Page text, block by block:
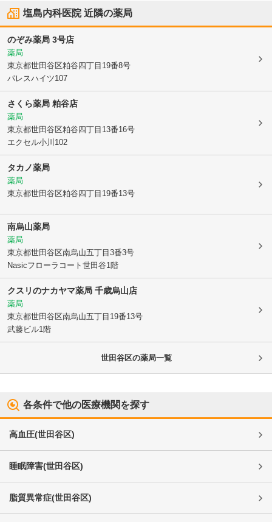
塩島内科医院近隣の薬局
のぞみ薬局 3号店
薬局
東京都世田谷区粕谷四丁目19番8号
パレスハイツ107
さくら薬局 粕谷店
薬局
東京都世田谷区粕谷四丁目13番16号
エクセル小川102
タカノ薬局
薬局
東京都世田谷区粕谷四丁目19番13号
南烏山薬局
薬局
東京都世田谷区南烏山五丁目3番3号
Nasicフローラコート世田谷1階
クスリのナカヤマ薬局 千歳烏山店
薬局
東京都世田谷区南烏山五丁目19番13号
武藤ビル1階
世田谷区の薬局一覧
各条件で他の医療機関を探す
高血圧(世田谷区)
睡眠障害(世田谷区)
脂質異常症(世田谷区)